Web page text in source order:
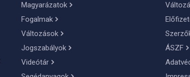
Magyarázatok
Fogalmak
Változások
Jogszabályok
Videótár
ÁSZF